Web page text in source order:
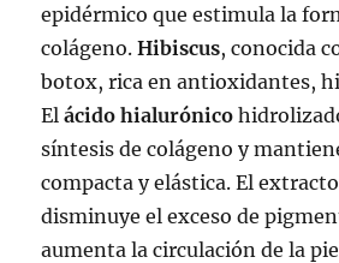
epidérmico que estimula la
colágeno.Hibiscus, conocida
botox, rica en antioxidantes,
Elácido hialurónico
síntesis de colágeno y
compacta y elástica. El
disminuye el exceso de
aumenta la circulación de la